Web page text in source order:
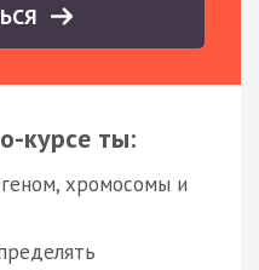
курсе ты:
хромосомы и